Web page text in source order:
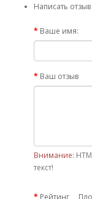
Написать отзыв
Ваше имя:
Ваш отзыв
Внимание:
текст!
Рейтинг